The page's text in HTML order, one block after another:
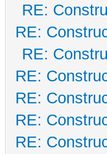
RE:
RE:
RE:
RE:
RE:
RE:
RE: